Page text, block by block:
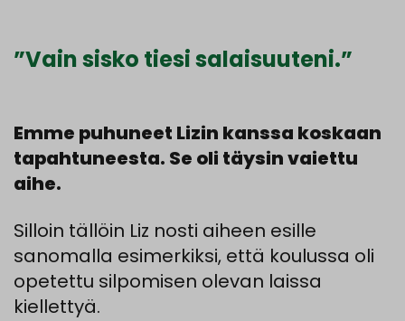
”Vain sisko tiesi salaisuuteni.”
Emme puhuneet Lizin kanssa koskaan
tapahtuneesta. Se oli täysin vaiettu
aihe.
Silloin tällöin Liz nosti aiheen esille
sanomalla esimerkiksi, että koulussa oli
opetettu silpomisen olevan laissa
kiellettyä.